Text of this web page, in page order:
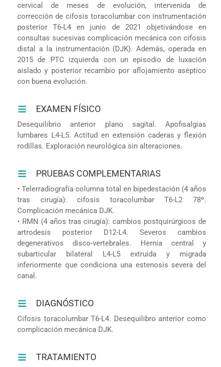
cervical de meses de evolución, intervenida de
corrección de cifosis toracolumbar con instrumentación
posterior T6-L4 en junio de 2021 objetivándose en
consultas sucesivas complicación mecánica con cifosis
distal a la instrumentación (DJK). Además, operada en
2015 de PTC izquierda con un episodio de luxación
aislado y posterior recambio por aflojamiento aséptico
con buena evolución.
EXAMEN FÍSICO
Desequilibrio anterior plano sagital. Apofisalgias
lumbares L4-L5. Actitud en extensión caderas y flexión
rodillas. Exploración neurológica sin alteraciones.
PRUEBAS COMPLEMENTARIAS
• Telerradiografía columna total en bipedestación (4 años
tras cirugía): cifosis toracolumbar T6-L2 78º.
Complicación mecánica DJK.
• RMN (4 años tras cirugía): cambios postquirúrgicos de
artrodesis posterior D12-L4. Severos cambios
degenerativos disco-vertebrales. Hernia central y
subarticular bilateral L4-L5 extruida y migrada
inferiormente que condiciona una estenosis severa del
canal.
DIAGNÓSTICO
Cifosis toracolumbar T6-L4. Desequilibro anterior como
complicación mecánica DJK.
TRATAMIENTO